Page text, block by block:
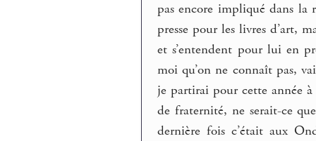
pas encore impliqué dans
presse pour les livres d’art,
et s’entendent pour lui en
moi qu’on ne connaît pas,
je partirai pour cette année
de fraternité, ne serait-ce
dernière fois c’était aux